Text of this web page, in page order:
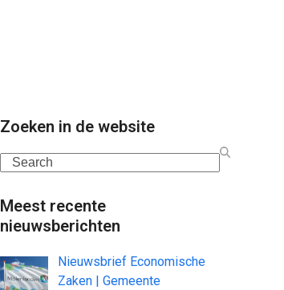
Zoeken in de website
Search
Meest recente
nieuwsberichten
Nieuwsbrief Economische
Zaken | Gemeente